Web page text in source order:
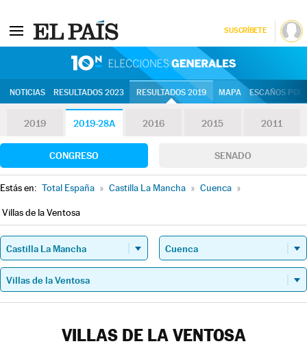
SUSCRÍBETE
NOTICIAS RESULTADOS 2023 RESULTADOS 2019 MAPA ESCAÑOS
2019 2019-28A 2016 2015 2011
CONGRESO SENADO
Estás en: Total España » Castilla La Mancha » Cuenca »
Villas de la Ventosa
VILLAS DE LA VENTOSA